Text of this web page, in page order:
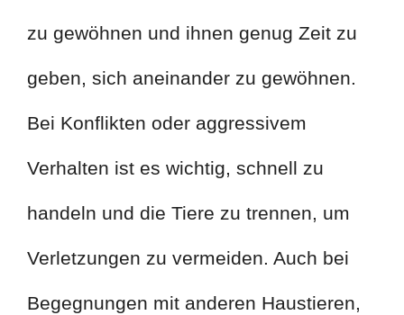
zu gewöhnen und ihnen genug Zeit zu
geben, sich aneinander zu gewöhnen.
Bei Konflikten oder aggressivem
Verhalten ist es wichtig, schnell zu
handeln und die Tiere zu trennen, um
Verletzungen zu vermeiden. Auch bei
Begegnungen mit anderen Haustieren,